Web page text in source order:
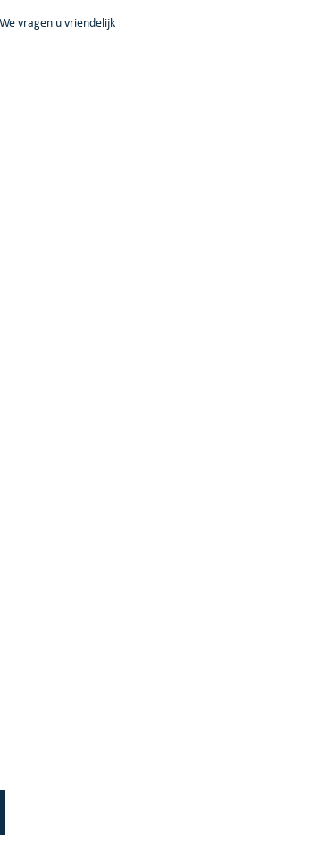
vragen u vriendelijk